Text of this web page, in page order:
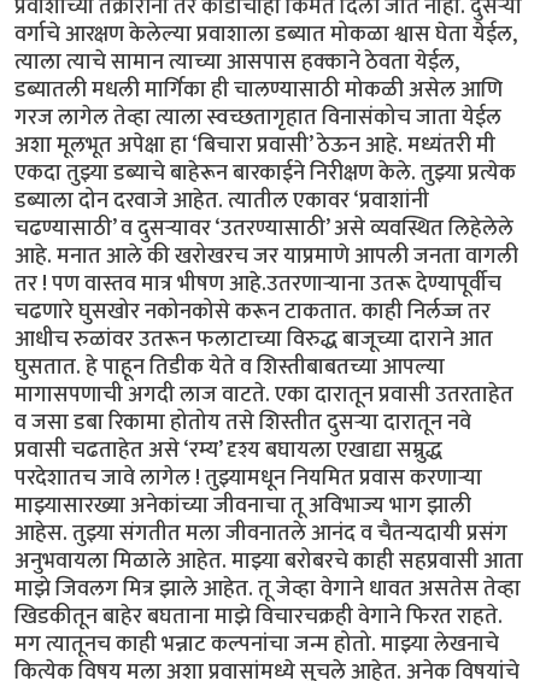
वर्गाचे आरक्षण केलेल्या प्रवाशाला डब्यात मोकळा श्वास घेता येईल,
त्याला त्याचे सामान त्याच्या आसपास हक्काने ठेवता येईल,
डब्यातली मधली मार्गिका ही चालण्यासाठी मोकळी असेल आणि
गरज लागेल तेव्हा त्याला स्वच्छतागृहात विनासंकोच जाता येईल
अशा मूलभूत अपेक्षा हा ‘बिचारा प्रवासी’ ठेऊन आहे. मध्यंतरी मी
एकदा तुझ्या डब्याचे बाहेरून बारकाईने निरीक्षण केले. तुझ्या प्रत्येक
डब्याला दोन दरवाजे आहेत. त्यातील एकावर ‘प्रवाशांनी
चढण्यासाठी’ व दुसऱ्यावर ‘उतरण्यासाठी’ असे व्यवस्थित लिहेलेले
आहे. मनात आले की खरोखरच जर याप्रमाणे आपली जनता वागली
तर ! पण वास्तव मात्र भीषण आहे.उतरणाऱ्याना उतरू देण्यापूर्वीच
चढणारे घुसखोर नकोनकोसे करून टाकतात. काही निर्लज्ज तर
आधीच रुळांवर उतरून फलाटाच्या विरुद्ध बाजूच्या दाराने आत
घुसतात. हे पाहून तिडीक येते व शिस्तीबाबतच्या आपल्या
मागासपणाची अगदी लाज वाटते. एका दारातून प्रवासी उतरताहेत
व जसा डबा रिकामा होतोय तसे शिस्तीत दुसऱ्या दारातून नवे
प्रवासी चढताहेत असे ‘रम्य’ दृश्य बघायला एखाद्या सम्रुद्ध
परदेशातच जावे लागेल ! तुझ्यामधून नियमित प्रवास करणाऱ्या
माझ्यासारख्या अनेकांच्या जीवनाचा तू अविभाज्य भाग झाली
आहेस. तुझ्या संगतीत मला जीवनातले आनंद व चैतन्यदायी प्रसंग
अनुभवायला मिळाले आहेत. माझ्या बरोबरचे काही सहप्रवासी आता
माझे जिवलग मित्र झाले आहेत. तू जेव्हा वेगाने धावत असतेस तेव्हा
खिडकीतून बाहेर बघताना माझे विचारचक्रही वेगाने फिरत राहते.
मग त्यातूनच काही भन्नाट कल्पनांचा जन्म होतो. माझ्या लेखनाचे
कित्येक विषय मला अशा प्रवासांमध्ये सुचले आहेत. अनेक विषयांचे